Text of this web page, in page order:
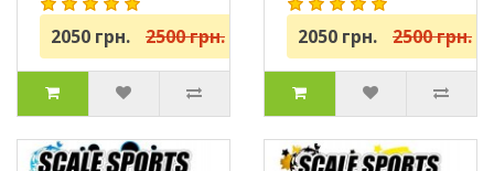
2050 грн. 2500 грн. 2050 грн. 2500 грн.